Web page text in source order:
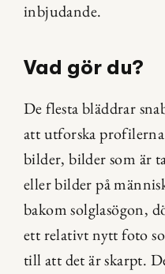
inbjudande.
Vad gör du?
De flesta bläddrar
att utforska
bilder, bilder som är
eller bilder på
bakom solglasögon,
ett relativt nytt foto
till att det är skarpt.